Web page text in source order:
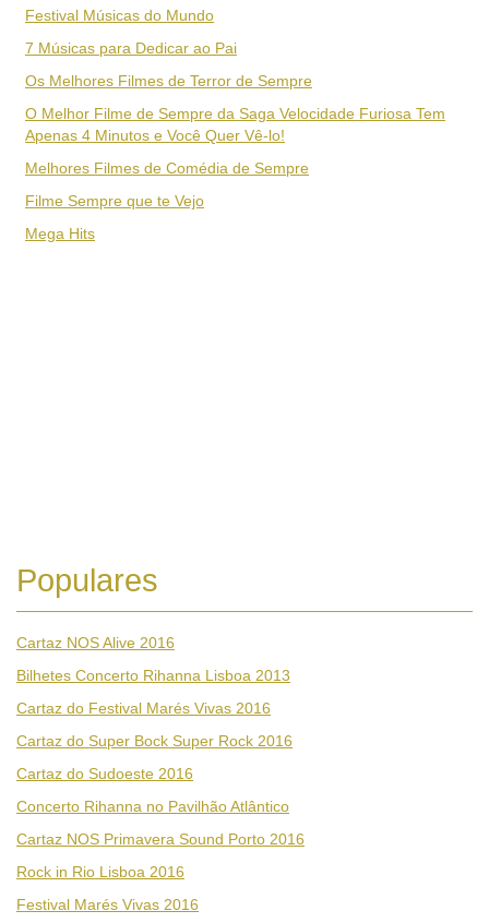
Festival Músicas do Mundo
7 Músicas para Dedicar ao Pai
Os Melhores Filmes de Terror de Sempre
O Melhor Filme de Sempre da Saga Velocidade Furiosa Tem
Apenas 4 Minutos e Você Quer Vê-lo!
Melhores Filmes de Comédia de Sempre
Filme Sempre que te Vejo
Mega Hits
Populares
Cartaz NOS Alive 2016
Bilhetes Concerto Rihanna Lisboa 2013
Cartaz do Festival Marés Vivas 2016
Cartaz do Super Bock Super Rock 2016
Cartaz do Sudoeste 2016
Concerto Rihanna no Pavilhão Atlântico
Cartaz NOS Primavera Sound Porto 2016
Rock in Rio Lisboa 2016
Festival Marés Vivas 2016